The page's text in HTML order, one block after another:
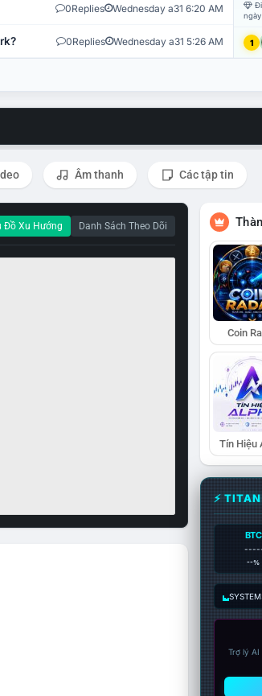
0Replies Wednesday a31 6:20 AM
0Replies Wednesday a31 5:26 AM 1
Âm thanh Các tập tin
Đồ Xu Hướng Danh Sách Theo Dõi
Coin
Tín Hiệu
⚡
BTC
--%
Trợ lý